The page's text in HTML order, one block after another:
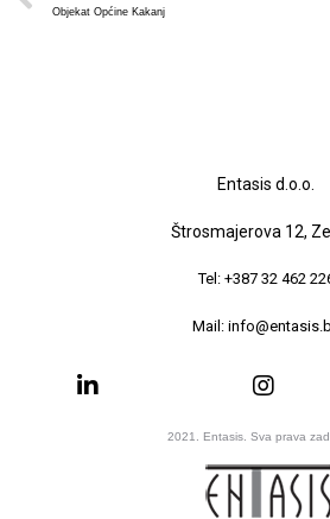
Objekat Općine Kakanj
Entasis d.o.o.
Štrosmajerova 12,
Tel: +387 32 462
Mail:
2021. Entasis. Sva prava